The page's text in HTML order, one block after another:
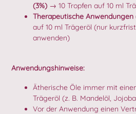
(3%) → 10 Tropfen auf 10 ml
Therapeutische Anwendungen
auf 10 ml Trägeröl (nur
anwenden)
Anwendungshinweise:
Ätherische Öle immer mit
Trägeröl (z. B. Mandelöl,
Vor der Anwendung einen